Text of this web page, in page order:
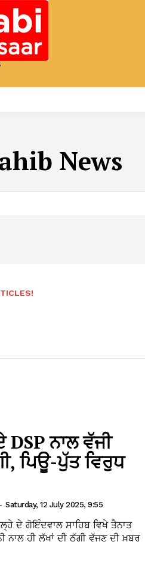
News
ਨਾਲ ਵੱਜੀ
ਪਿਊ-ਪੁੱਤ ਵਿਰੁਧ
- Saturday, 12 July 2025, 9:55
ਦੇ ਗੋਇੰਦਵਾਲ ਸਾਹਿਬ ਵਿਖੇ ਤੈਨਾਤ
ਹੀ ਲੱਖਾਂ ਦੀ ਠੱਗੀ ਵੱਜਣ ਦੀ ਖ਼ਬਰ